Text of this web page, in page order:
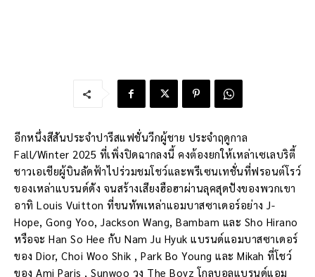
อีกหนึ่งสีสันประจำปารีสแฟชั่นวีกผู้ชาย ประจำฤดูกาล
Fall/Winter 2025 ที่เพิ่งปิดฉากลงนี้ คงต้องยกให้เหล่าเซเลบริตี้
ชาวเอเชียผู้บินลัดฟ้าไปร่วมชมโชว์และพรีเซนเทชั่นที่ฟรอนต์โรว์
ของเหล่าแบรนด์ดัง จนสร้างเสียงฮือฮาผ่านลุคสุดปังของพวกเขา
อาทิ Louis Vuitton ที่ขนทัพเหล่าแอมบาสซาเดอร์อย่าง J-
Hope, Gong Yoo, Jackson Wang, Bambam และ Sho Hirano
หรือจะ Han So Hee กับ Nam Ju Hyuk แบรนด์แอมบาสซาเดอร์
ของ Dior, Choi Woo Shik , Park Bo Young และ Mikah ที่โชว์
ของ Ami Paris , Sunwoo วง The Boyz โกลบอลแบรนด์แอม